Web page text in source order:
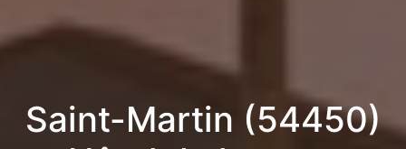
Saint-Martin (54450)